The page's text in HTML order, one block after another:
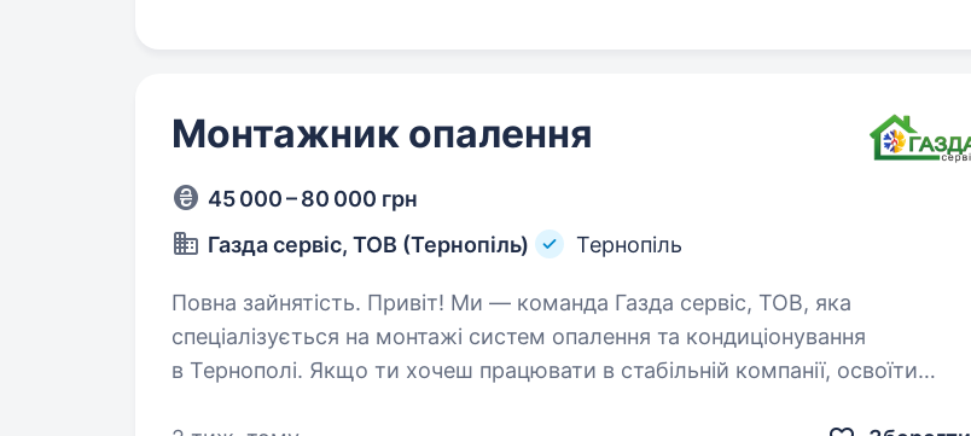
Монтажник опалення
45 000 – 80 000 грн
Газда сервіс, ТОВ (Тернопіль)
Тернопіль
Повна зайнятість. Привіт! Ми — команда Газда сервіс, ТОВ, яка
спеціалізується на монтажі систем опалення та кондиціонування
в Тернополі. Якщо ти хочеш працювати в стабільній компанії, освоїти